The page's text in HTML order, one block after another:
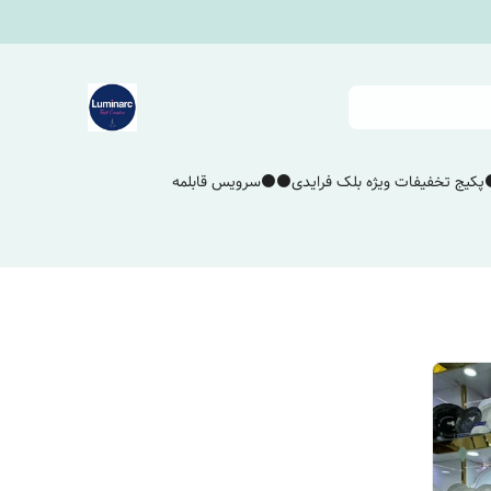
تخفیفات ویژه بلک فرایدی⚫️⚫️سرویس قابلمه